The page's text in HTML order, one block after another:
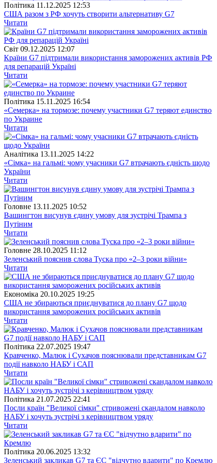
Полiтика 11.12.2025 12:53
США разом з РФ хочуть створити альтернативу G7
Читати
Свiт 09.12.2025 12:07
Країни G7 підтримали використання заморожених активів РФ
для репарацій Україні
Читати
Полiтика 15.11.2025 16:54
«Семерка» на тормозе: почему участники G7 теряют единство
по Украине
Читати
Аналітика 13.11.2025 14:22
«Сімка» на гальмі: чому учасники G7 втрачають єдність щодо
України
Читати
Головне 13.11.2025 10:52
Вашингтон висунув єдину умову для зустрічі Трампа з
Путіним
Читати
Головне 28.10.2025 11:12
Зеленський пояснив слова Туска про «2–3 роки війни»
Читати
Економіка 20.10.2025 19:25
США не збираються приєднуватися до плану G7 щодо
використання заморожених російських активів
Читати
Полiтика 22.07.2025 19:47
Кравченко, Малюк і Сухачов пояснювали представникам G7
події навколо НАБУ і САП
Читати
Полiтика 21.07.2025 22:41
Посли країн "Великої сімки" стривожені скандалом навколо
НАБУ і хочуть зустрічі з керівництвом уряду
Читати
Полiтика 20.06.2025 13:32
Зеленський закликав G7 та ЄС "відчутно вдарити" по Кремлю